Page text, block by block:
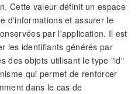
Cette valeur définit un espace
d'informations et assurer le
par l'application. Il est
les identifiants générés par
des objets utilisant le type "id"
qui permet de renforcer
dans le cas de